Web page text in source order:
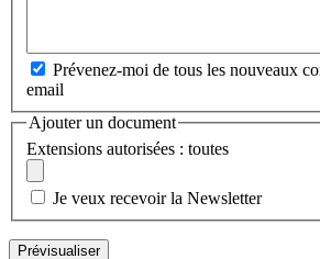
Prévenez-moi de tous les nouveaux
email
Ajouter un document
Extensions autorisées : toutes
Je veux recevoir la Newsletter